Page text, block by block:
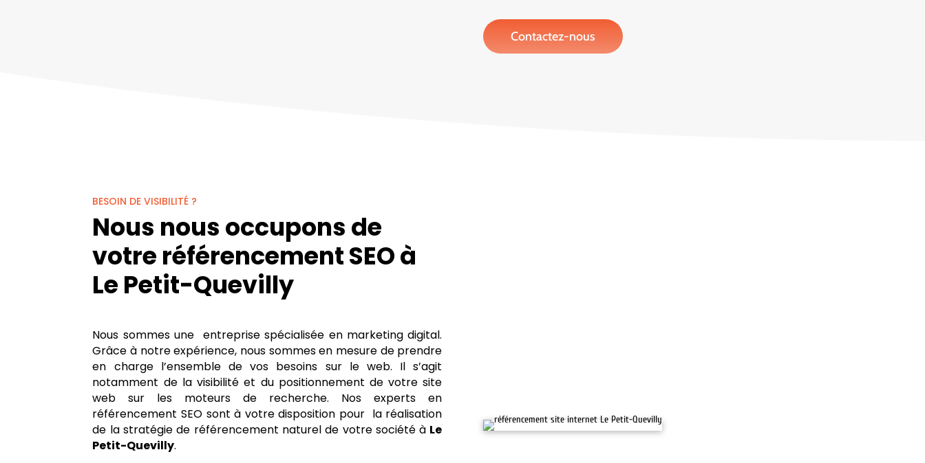
Contactez-nous
BESOIN DE VISIBILITÉ ?
Nous nous occupons de
votre référencement SEO à
Le Petit-Quevilly
Nous sommes une entreprise spécialisée en marketing digital.
Grâce à notre expérience, nous sommes en mesure de prendre
en charge l’ensemble de vos besoins sur le web. Il s’agit
notamment de la visibilité et du positionnement de votre site
web sur les moteurs de recherche. Nos experts en
référencement SEO sont à votre disposition pour la réalisation
de la stratégie de référencement naturel de votre société à Le
Petit-Quevilly.